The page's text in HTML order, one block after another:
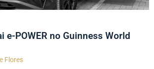
e-POWER no Guinness World
Flores